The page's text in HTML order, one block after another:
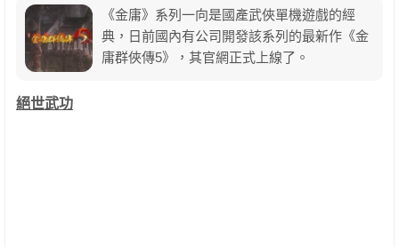
《金庸》系列一向是國產武俠單機遊戲的經
典，日前國內有公司開發該系列的最新作《金
庸群俠傳5》，其官網正式上線了。
絕世武功